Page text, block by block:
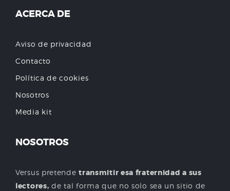
ACERCA DE
Aviso de privacidad
Contacto
Política de cookies
Nosotros
Media kit
NOSOTROS
Versus pretendetransmitir esa fraternidad a sus
lectores, de tal forma que no solo sea un sitio de